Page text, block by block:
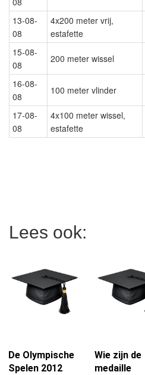
13-08-
08
4x200 meter vrij,
estafette
15-08-
08
200 meter wissel
16-08-
08
100 meter vlinder
17-08-
08
4x100 meter wissel,
estafette
Lees ook:
De Olympische
Spelen 2012
Wie zijn de
medaille